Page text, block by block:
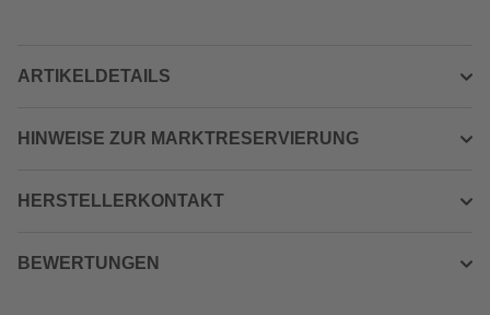
ARTIKELDETAILS
HINWEISE ZUR MARKTRESERVIERUNG
HERSTELLERKONTAKT
BEWERTUNGEN